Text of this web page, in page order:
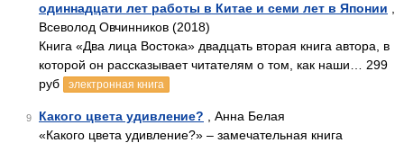
одиннадцати лет работы в Китае и семи лет в Японии
Всеволод Овчинников (2018)
Книга «Два лица Востока» двадцать вторая книга автора, в
которой он рассказывает читателям о том, как наши… 299
руб
электронная книга
9 Какого цвета удивление? , Анна Белая
«Какого цвета удивление?» – замечательная книга